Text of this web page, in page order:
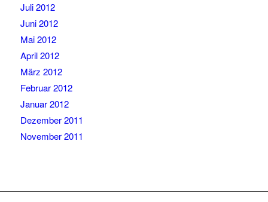
Juli 2012
Juni 2012
Mai 2012
April 2012
März 2012
Februar 2012
Januar 2012
Dezember 2011
November 2011